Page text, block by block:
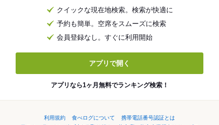
クイックな現在地検索。検索が快適に
予約も簡単。空席をスムーズに検索
会員登録なし。すぐに利用開始
アプリで開く
アプリなら1ヶ月無料でランキング検索！
利用規約 食べログについて
携帯電話番号認証とは